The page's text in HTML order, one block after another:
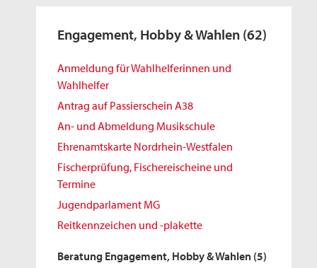
Engagement, Hobby & Wahlen (62)
Anmeldung für Wahlhelferinnen und
Wahlhelfer
Antrag auf Passierschein A38
An- und Abmeldung Musikschule
Ehrenamtskarte Nordrhein-Westfalen
Fischerprüfung, Fischereischeine und
Termine
Jugendparlament MG
Reitkennzeichen und -plakette
Beratung Engagement, Hobby & Wahlen (5)